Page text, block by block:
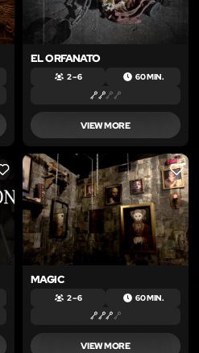
EL ORFANATO
2 – 6 60 MIN.
VIEW MORE
LIKE LIKE
MAGIC
2 – 6 60 MIN.
VIEW MORE